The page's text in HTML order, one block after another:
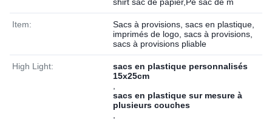
Item:
Sacs à provisions, sacs en plastique,
imprimés de logo, sacs à provisions,
sacs à provisions pliable
High Light:
sacs en plastique personnalisés
15x25cm
sacs en plastique sur mesure à
plusieurs couches